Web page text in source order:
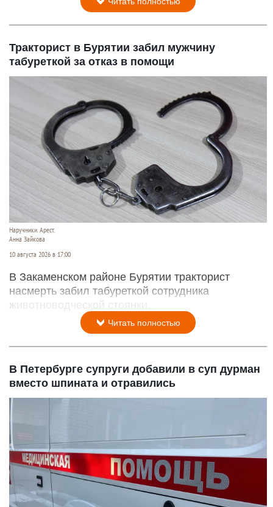
Тракторист в Бурятии забил мужчину
табуреткой за отказ в помощи
Наручники. Арест.
Анна Зайкова
10 августа 2026 в 17:00
В Закаменском районе Бурятии тракторист
насмерть забил табуреткой сотрудника
животноводческой стоянки.
Читать полностью
В Петербурге супруги добавили в суп дурман
вместо шпината и отравились